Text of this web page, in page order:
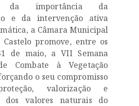
da importância da
e da intervenção ativa
a Câmara Municipal
promove, entre os
de maio, a VII Semana
Combate à Vegetação
o seu compromisso
valorização e
dos valores naturais do